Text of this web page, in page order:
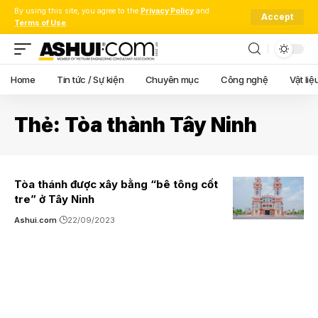
By using this site, you agree to the Privacy Policy and
Terms of Use.
Accept
Home Tin tức / Sự kiện Chuyên mục Công nghệ Vật
Thẻ: Tòa thành Tây Ninh
Tòa thánh được xây bằng “bê tông cốt
tre” ở Tây Ninh
Ashui.com 22/09/2023